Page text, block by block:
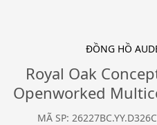
ĐỒNG HỒ
Royal Oak
Openworked
MÃ SP: